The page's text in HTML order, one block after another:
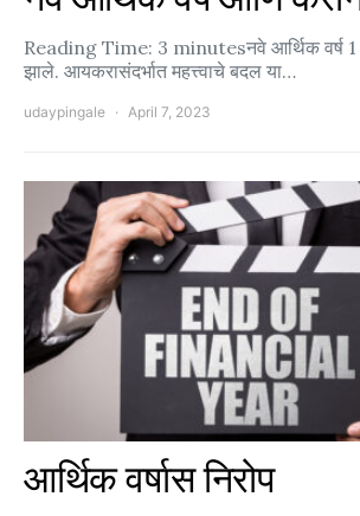
Reading Time: 3 minutesनवे आर्थिक वर्ष 1
झाले. आयकरासंदर्भात महत्त्वाचे बदल या…
udaypingale April 7, 2023
आर्थिक वर्षास निरोप